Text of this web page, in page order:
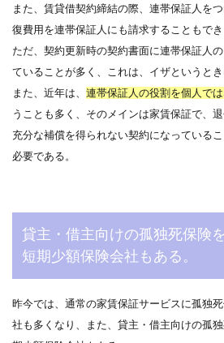
また、賃貸借契約締結の際、連帯保証人を
復費用を連帯保証人にも請求することもでき
ただ、契約更新時の契約書面に連帯保証人
ていることが多く、これは、イザというと
また、近年は、 連帯保証人の役割を個人では
うことも多く、そのメインは家賃保証で、
充分な補償を得られない契約になっている
必要である。
貸主・借主向けの孤独死保険
短期少額保険会社もある。
昨今では、通常の家賃保証サービスに孤独
社も多くなり、また、貸主・借主向けの孤